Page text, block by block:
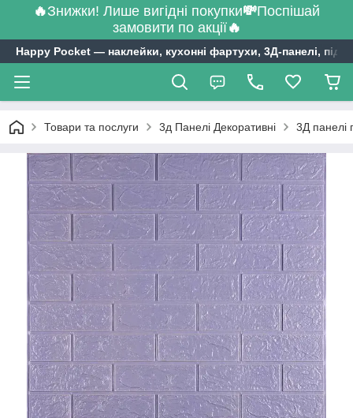
🔥Знижки! Лише вигідні покупки💸Поспішай
замовити по акції🔥
Happy Pocket ― наклейки, кухонні фартухи, 3Д-панелі,
Товари та послуги 3д Панелі Декоративні 3Д панелі